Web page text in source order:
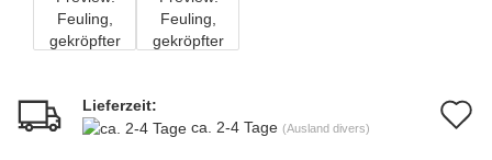
Lieferzeit:
ca. 2-4 Tage (Ausland divers)